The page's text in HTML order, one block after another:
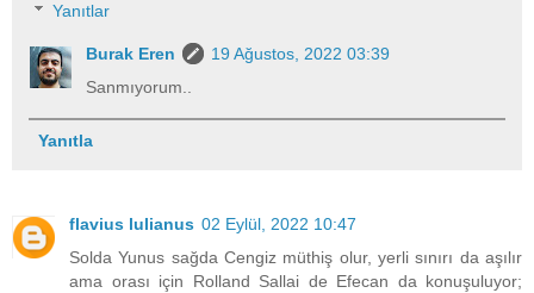
Yanıtlar
Burak Eren
19 Ağustos, 2022 03:39
Sanmıyorum..
Yanıtla
flavius lulianus 02 Eylül, 2022 10:47
Solda Yunus sağda Cengiz müthiş olur, yerli sınırı da aşılır
ama orası için Rolland Sallai de Efecan da konuşuluyor;